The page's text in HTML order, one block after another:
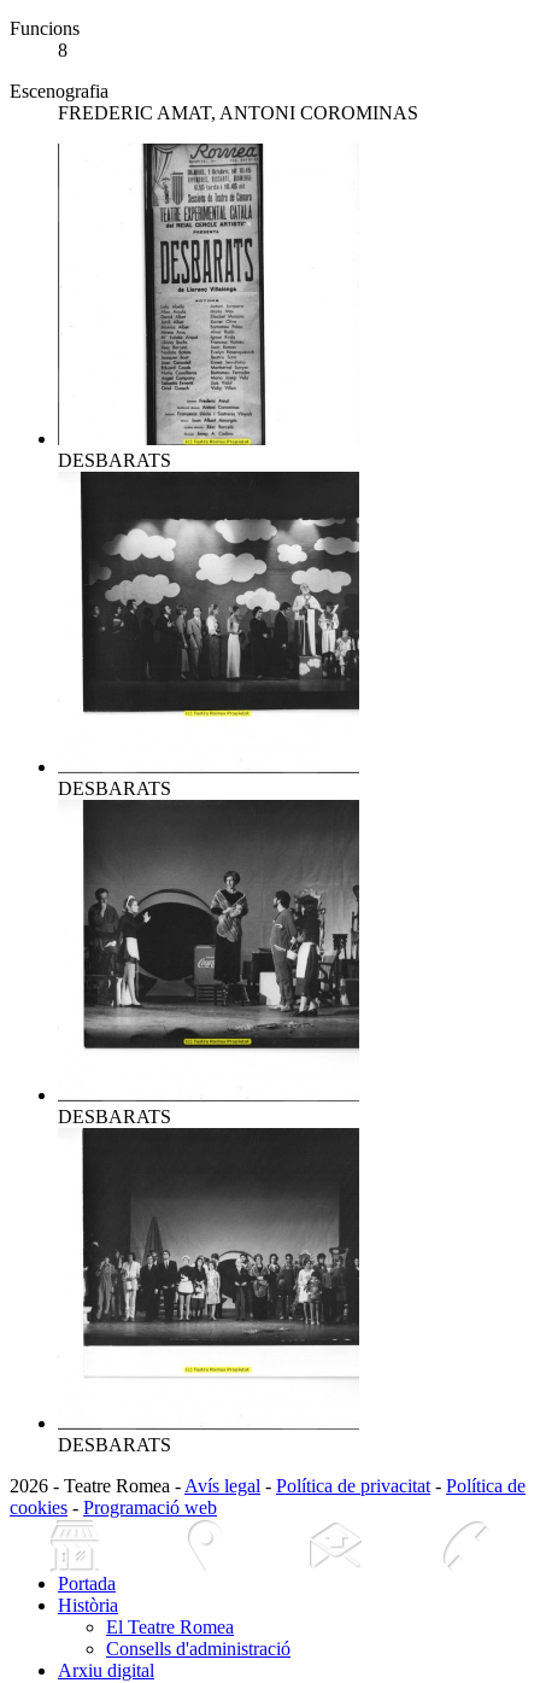
Funcions
8
Escenografia
FREDERIC AMAT, ANTONI COROMINAS
DESBARATS
DESBARATS
DESBARATS
DESBARATS
2026 - Teatre Romea - Avís legal - Política de privacitat - Política de
cookies - Programació web
Portada
Història
El Teatre Romea
Consells d'administració
Arxiu digital